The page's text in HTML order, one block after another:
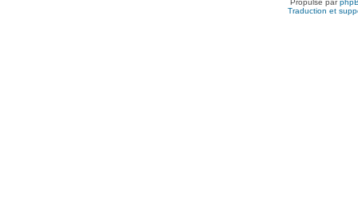
Propulsé par
Traduction et